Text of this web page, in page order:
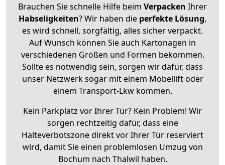
Brauchen Sie schnelle Hilfe beim Verpacken Ihrer
Habseligkeiten? Wir haben die perfekte Lösung,
es wird schnell, sorgfältig, alles sicher verpackt.
Auf Wunsch können Sie auch Kartonagen in
verschiedenen Größen und Formen bekommen.
Sollte es notwendig sein, sorgen wir dafür, dass
unser Netzwerk sogar mit einem Möbellift oder
einem Transport-Lkw kommen.
Kein Parkplatz vor Ihrer Tür? Kein Problem! Wir
sorgen rechtzeitig dafür, dass eine
Halteverbotszone direkt vor Ihrer Tür reserviert
wird, damit Sie einen problemlosen Umzug von
Bochum nach Thalwil haben.